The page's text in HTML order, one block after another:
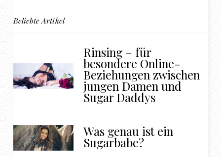
Beliebte Artikel
Rinsing – für
besondere Online-
Beziehungen zwischen
jungen Damen und
Sugar Daddys
Was genau ist ein
Sugarbabe?